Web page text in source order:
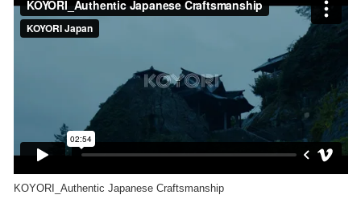
KOYORI_Authentic Japanese Craftsmanship